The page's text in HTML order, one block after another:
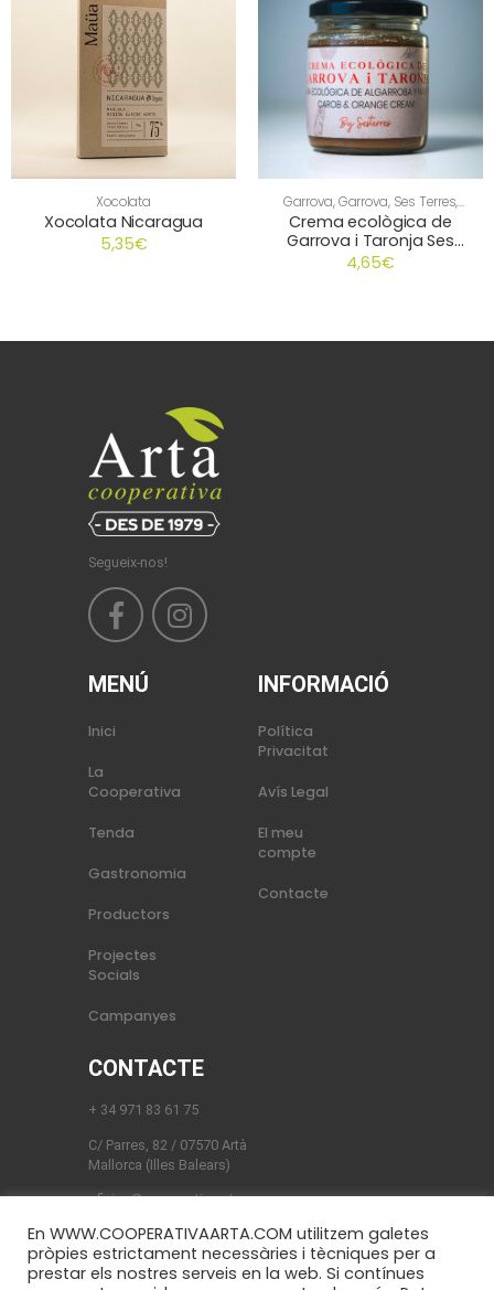
Xocolata
Xocolata Nicaragua
5,35€
Garrova,Garrova, Ses Terres,
Taronja,Xocolata
Crema ecològica de
Garrova i Taronja Ses
Terres
4,65€
Segueix-nos!
MENÚ
Inici
La
Cooperativa
Tenda
Gastronomia
Productors
Projectes
Socials
Campanyes
INFORMACIÓ
Política
Privacitat
Avís Legal
El meu
compte
Contacte
CONTACTE
+ 34 971 83 61 75
C/ Parres, 82 / 07570 Artà
Mallorca (Illes Balears)
oficina@cooperativaarta.com
En WWW.COOPERATIVAARTA.COM utilitzem galetes
pròpies estrictament necessàries i tècniques per a
prestar els nostres serveis en la web. Si contínues